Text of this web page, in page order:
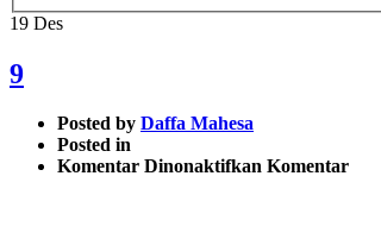
19 Des
9
Posted by Daffa Mahesa
Posted in
Komentar Dinonaktifkan pada
Komentar